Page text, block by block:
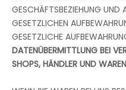
GESCHÄFTSBEZIEHUNG UND
GESETZLICHEN
GESETZLICHE
DATENÜBERMITTLUNG BEI
SHOPS, HÄNDLER UND